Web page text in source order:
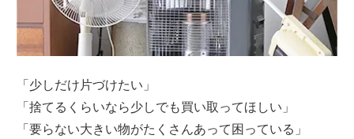
「少しだけ片づけたい」
「捨てるくらいなら少しでも買い取ってほしい」
「要らない大きい物がたくさんあって困っている」